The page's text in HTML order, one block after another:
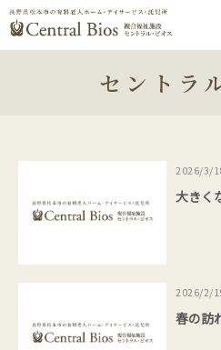
セントラ
2026/3/
大きく
2026/2/
春の訪